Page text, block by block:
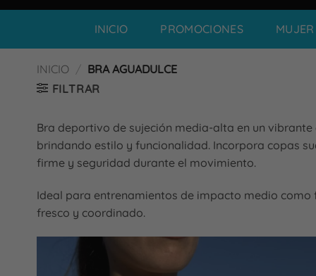
INICIO PROMOCIONES MUJER
INICIO / BRA AGUADULCE
FILTRAR
Bra deportivo de sujeción media-alta en un
brindando estilo y funcionalidad. Incorpora copas
firme y seguridad durante el movimiento.
Ideal para entrenamientos de impacto medio
fresco y coordinado.